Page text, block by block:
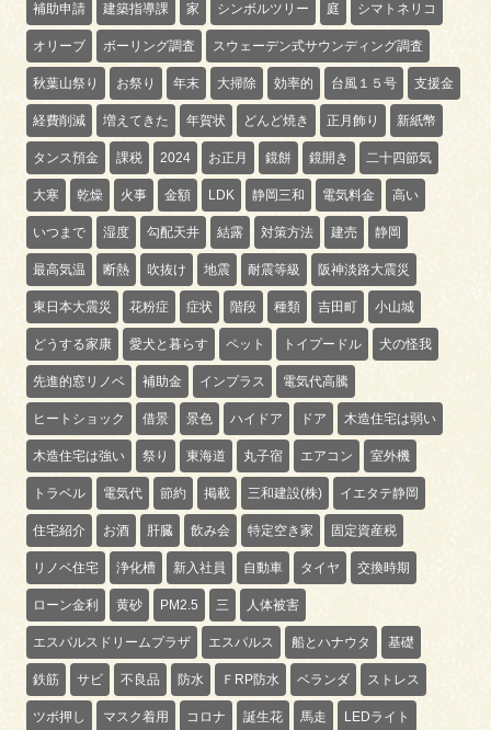
補助申請 建築指導課 家 シンボルツリー 庭 シマトネリコ
オリーブ ボーリング調査 スウェーデン式サウンディング調査
秋葉山祭り お祭り 年末 大掃除 効率的 台風１５号 支援金
経費削減 増えてきた 年賀状 どんど焼き 正月飾り 新紙幣
タンス預金 課税 2024 お正月 鏡餅 鏡開き 二十四節気
大寒 乾燥 火事 金額 LDK 静岡三和 電気料金 高い
いつまで 湿度 勾配天井 結露 対策方法 建売 静岡
最高気温 断熱 吹抜け 地震 耐震等級 阪神淡路大震災
東日本大震災 花粉症 症状 階段 種類 吉田町 小山城
どうする家康 愛犬と暮らす ペット トイプードル 犬の怪我
先進的窓リノベ 補助金 インプラス 電気代高騰
ヒートショック 借景 景色 ハイドア ドア 木造住宅は弱い
木造住宅は強い 祭り 東海道 丸子宿 エアコン 室外機
トラベル 電気代 節約 掲載 三和建設(株) イエタテ静岡
住宅紹介 お酒 肝臓 飲み会 特定空き家 固定資産税
リノベ住宅 浄化槽 新入社員 自動車 タイヤ 交換時期
ローン金利 黄砂 PM2.5 三 人体被害
エスパルスドリームプラザ エスパルス 船とハナウタ 基礎
鉄筋 サビ 不良品 防水 ＦRP防水 ベランダ ストレス
ツボ押し マスク着用 コロナ 誕生花 馬走 LEDライト